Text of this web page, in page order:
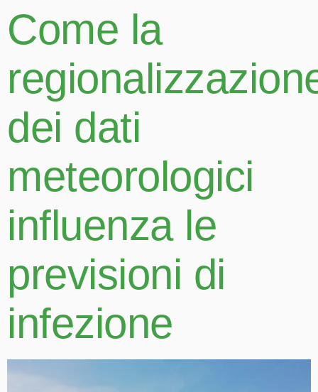
Come la
dei dati
meteorologici
influenza le
previsioni di
infezione